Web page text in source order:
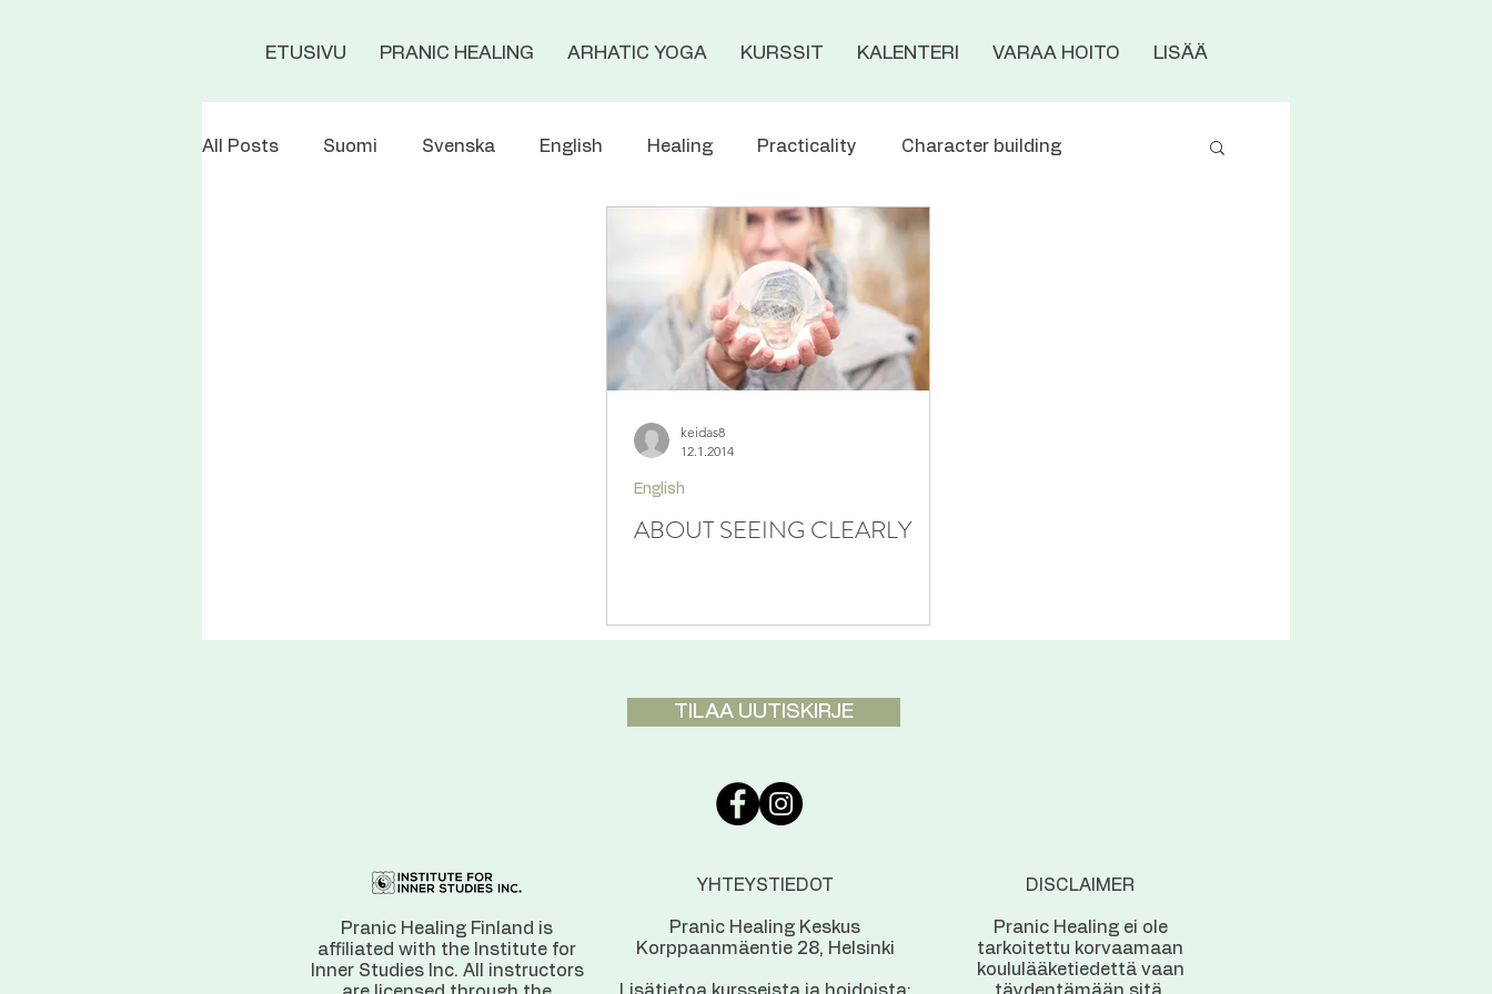
ETUSIVU PRANIC HEALING ARHATIC YOGA KURSSIT KALENTERI VARAA HOITO LISÄÄ
All Posts Suomi Svenska English Healing Practicality Character building
Events Materialisation
keidas8
12.1.2014
English
ABOUT SEEING CLEARLY
TILAA UUTISKIRJE
Pranic Healing Finland is
affiliated with the Institute for
Inner Studies Inc. All instructors
YHTEYSTIEDOT
Pranic Healing Keskus
Korppaanmäentie 28, Helsinki
DISCLAIMER
Pranic Healing ei ole
tarkoitettu korvaamaan
koululääketiedettä vaan